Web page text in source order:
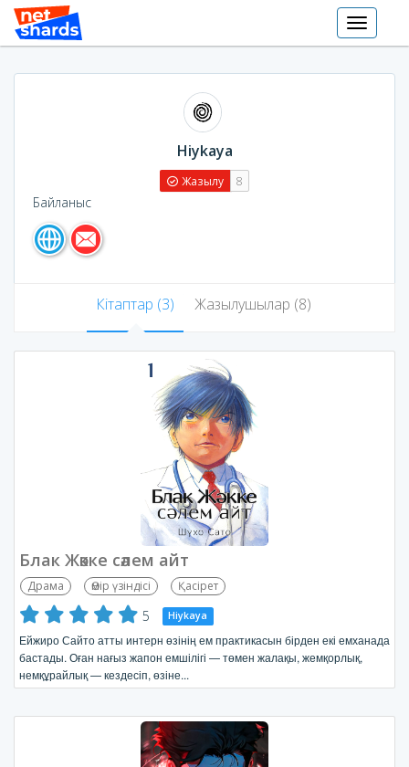
Toggle
Hiykaya
Жазылу 8
Байланыс
Кітаптар (3) Жазылушылар (8)
Блак Жәкке сәлем айт
Драма Өмір үзіндісі Қасірет
5 Hiykaya
Ейжиро Сайто атты интерн өзінің ем практикасын бірден екі емханада
бастады. Оған нағыз жапон емшілігі — төмен жалақы, жемқорлық,
немқұрайлық — кездесіп, өзіне...